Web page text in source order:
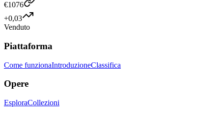
€1076
+0,03
Venduto
Piattaforma
Come funzionaIntroduzioneClassifica
Opere
EsploraCollezioni